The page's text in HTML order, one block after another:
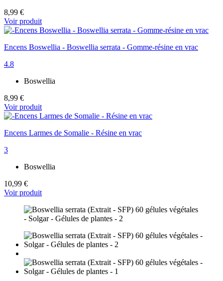
8,99 €
Voir produit
Encens Boswellia - Boswellia serrata - Gomme-résine en vrac
4.8
Boswellia
8,99 €
Voir produit
Encens Larmes de Somalie - Résine en vrac
3
Boswellia
10,99 €
Voir produit